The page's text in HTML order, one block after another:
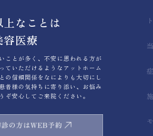
なことは
医療
ことが多く、不安に思われる方が
ていただけるようなアットホーム
の信頼関係をなによりも大切にし
者様の気持ちに寄り添い、お悩み
安心してご来院ください。